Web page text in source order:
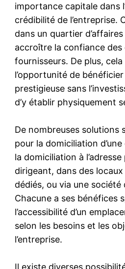
importance capitale dans
crédibilité de l’entreprise.
dans un quartier
accroître la confiance des
fournisseurs. De plus,
l’opportunité de bénéficier
prestigieuse sans
d’y établir physiquement
De nombreuses solutions
pour la domiciliation
la domiciliation à
dirigeant, dans des
dédiés, ou via une
Chacune a ses bénéfices
l’accessibilité d’un
selon les besoins et les
l’entreprise.
Il existe diverses